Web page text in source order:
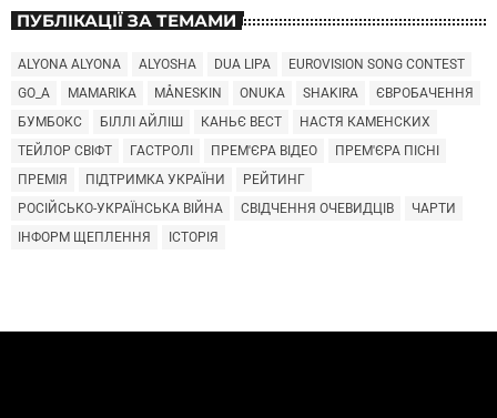
ПУБЛІКАЦІЇ ЗА ТЕМАМИ
ALYONA ALYONA ALYOSHA DUA LIPA
EUROVISION SONG CONTEST
GO_A
MAMARIKA MÅNESKIN ONUKA SHAKIRA
ЄВРОБАЧЕННЯ
БУМБОКС
БІЛЛІ АЙЛІШ КАНЬЄ ВЕСТ
НАСТЯ КАМЕНСКИХ
ТЕЙЛОР СВІФТ
ГАСТРОЛІ ПРЕМ'ЄРА ВІДЕО
ПРЕМ'ЄРА ПІСНІ
ПРЕМІЯ
ПІДТРИМКА УКРАЇНИ
РЕЙТИНГ
РОСІЙСЬКО-УКРАЇНСЬКА ВІЙНА
СВІДЧЕННЯ ОЧЕВИДЦІВ
ЧАРТИ
ІНФОРМ ЩЕПЛЕННЯ
ІСТОРІЯ